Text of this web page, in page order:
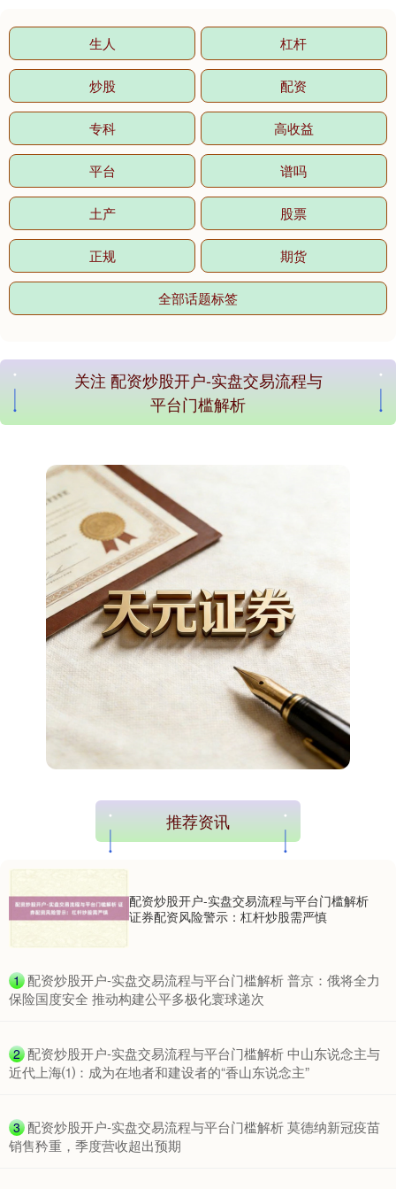
生人 杠杆
炒股 配资
专科 高收益
平台 谱吗
土产 股票
正规 期货
全部话题标签
关注 配资炒股开户-实盘交易流程与
平台门槛解析
推荐资讯
配资炒股开户-实盘交易流程与平台门槛解析
证券配资风险警示：杠杆炒股需严慎
1 ​配资炒股开户-实盘交易流程与平台门槛解析 普京：俄将全力
保险国度安全 推动构建公平多极化寰球递次
2 ​配资炒股开户-实盘交易流程与平台门槛解析 中山东说念主与
近代上海⑴：成为在地者和建设者的“香山东说念主”
3 ​配资炒股开户-实盘交易流程与平台门槛解析 莫德纳新冠疫苗
销售矜重，季度营收超出预期